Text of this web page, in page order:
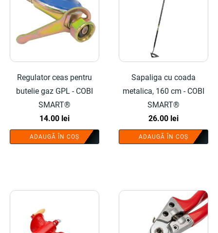
Regulator ceas pentru
butelie gaz GPL - COBI
SMART®
14.00 lei
ADAUGĂ ÎN COȘ
Sapaliga cu coada
metalica, 160 cm - COBI
SMART®
26.00 lei
ADAUGĂ ÎN COȘ